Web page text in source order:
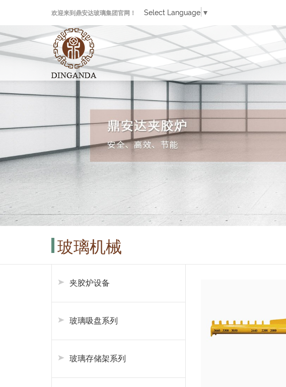
欢迎来到鼎安达玻璃集团官网！ Select Language ▼
玻璃机械
夹胶炉设备
玻璃吸盘系列
玻璃存储架系列